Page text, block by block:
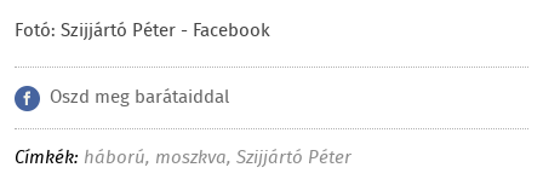
Fotó: Szijjártó Péter - Facebook
Oszd meg barátaiddal
Címkék: háború, moszkva, Szijjártó Péter